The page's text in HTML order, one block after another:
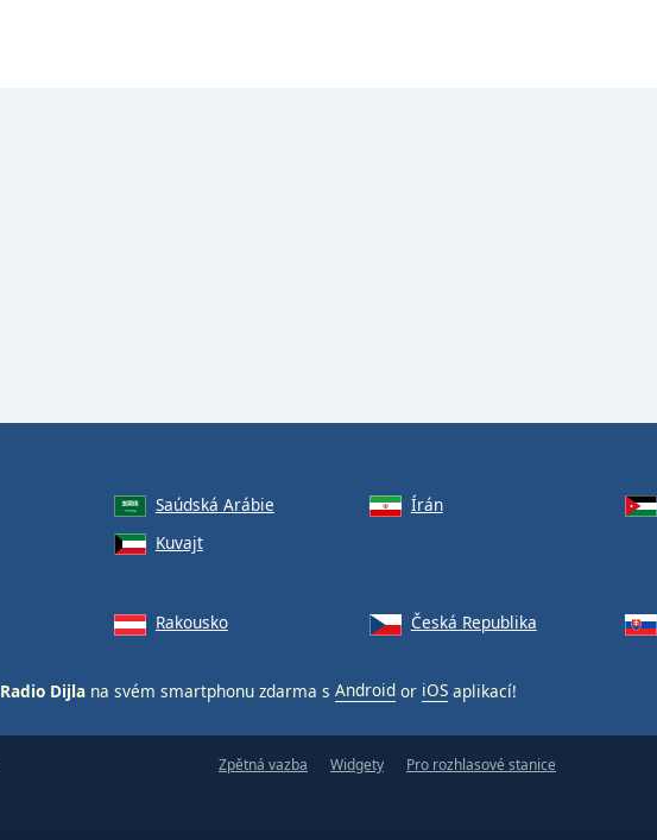
Saúdská Arábie Írán
Kuvajt
Rakousko Česká Republika
Radio Dijla na svém smartphonu zdarma s Android or iOS aplikací!
Zpětná vazba Widgety Pro rozhlasové stanice